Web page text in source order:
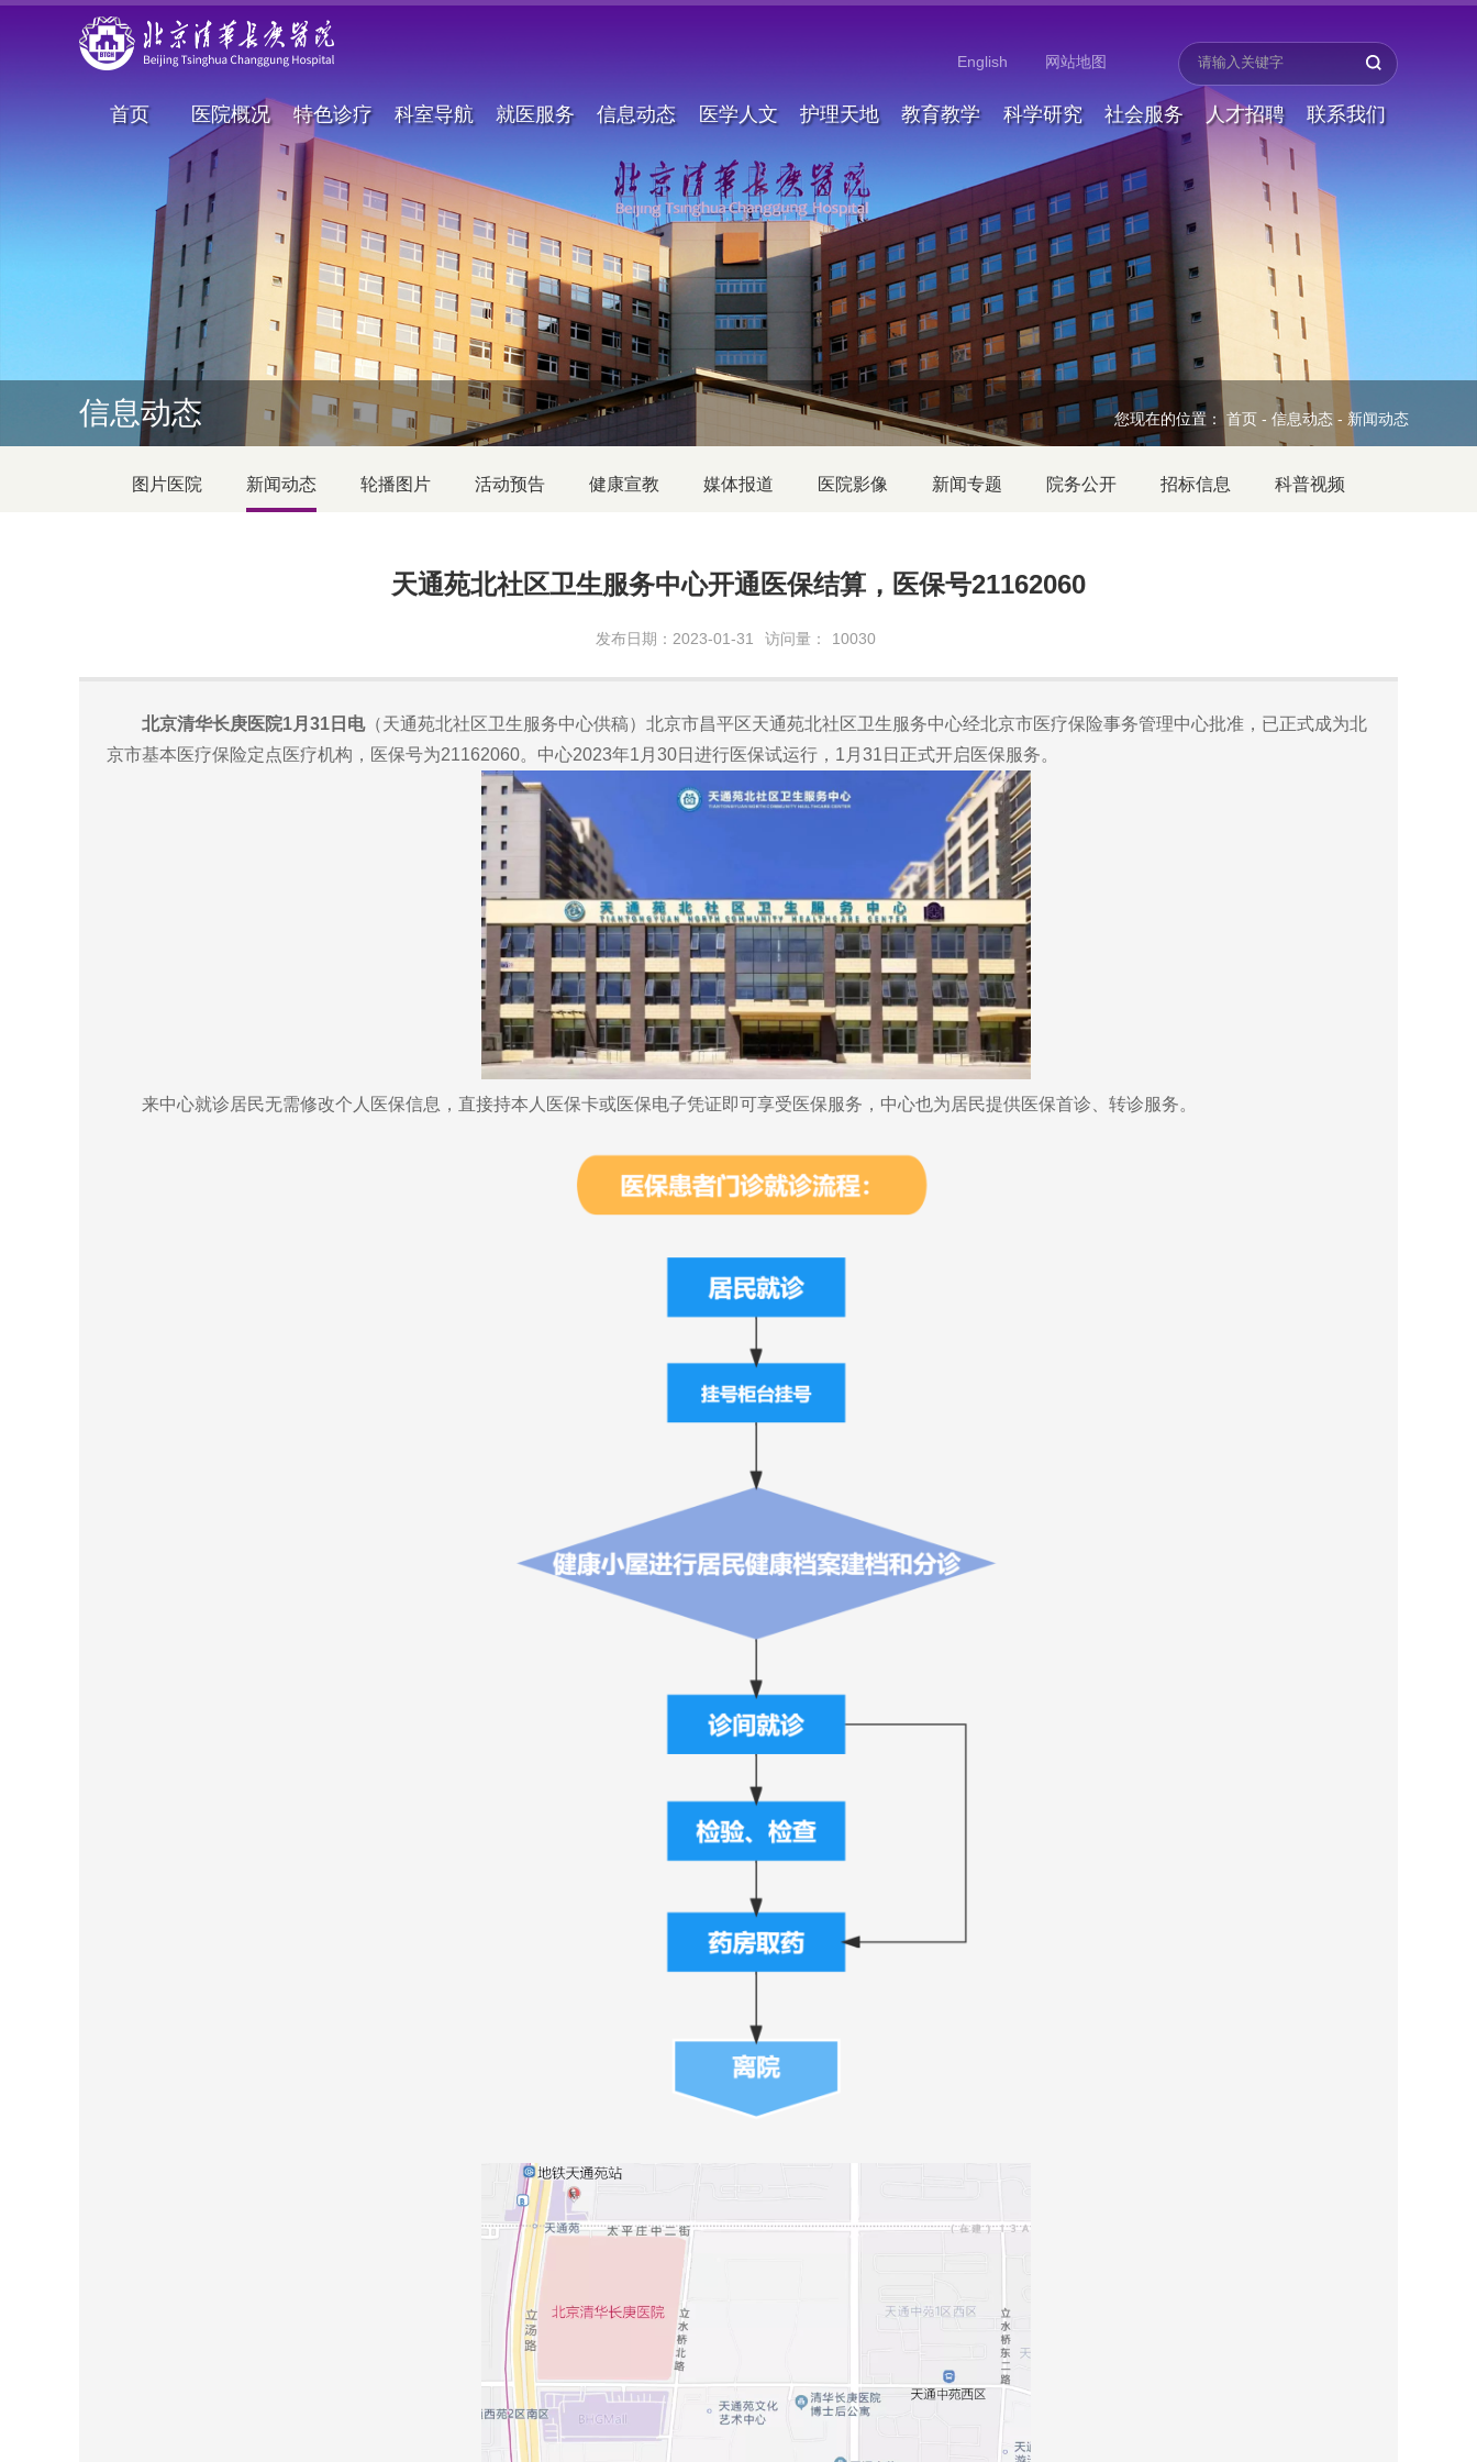
English 网站地图
首页 医院概况 特色诊疗 科室导航 就医服务 信息动态 医学人文 护理天地 教育教学 科学研究 社会服务 人才招聘 联系我们
信息动态 您现在的位置：首页 - 信息动态 - 新闻动态
图片医院 新闻动态 轮播图片 活动预告 健康宣教 媒体报道 医院影像 新闻专题 院务公开 招标信息 科普视频
天通苑北社区卫生服务中心开通医保结算，医保号21162060
发布日期：2023-01-31 访问量： 10030
北京清华长庚医院1月31日电（天通苑北社区卫生服务中心供稿）北京市昌平区天通苑北社区卫生服务中心经北京市医疗保险事务管理中心批准，已正式成为北
京市基本医疗保险定点医疗机构，医保号为21162060。中心2023年1月30日进行医保试运行，1月31日正式开启医保服务。
来中心就诊居民无需修改个人医保信息，直接持本人医保卡或医保电子凭证即可享受医保服务，中心也为居民提供医保首诊、转诊服务。